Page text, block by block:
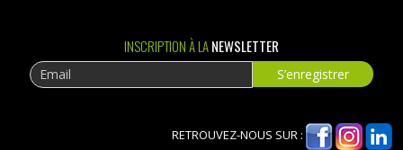
INSCRIPTION À LANEWSLETTER
RETROUVEZ-NOUS SUR :